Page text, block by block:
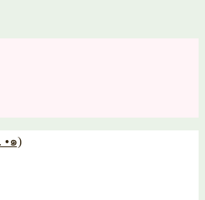
•๑)